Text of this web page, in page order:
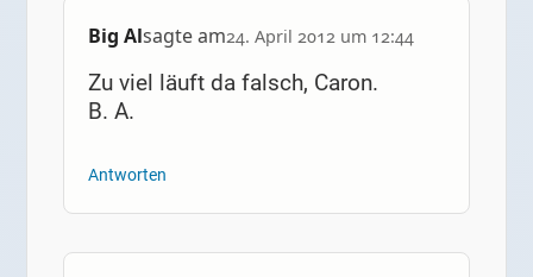
Big Alsagte am24. April 2012 um 12:44
Zu viel läuft da falsch, Caron.
B. A.
Antworten